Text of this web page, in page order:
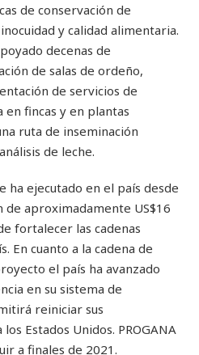
de conservación de
y calidad alimentaria.
decenas de
de salas de ordeño,
de servicios de
en fincas y en plantas
ruta de inseminación
de leche.
ha ejecutado en el país desde
de aproximadamente US$16
fortalecer las cadenas
En cuanto a la cadena de
el país ha avanzado
en su sistema de
reiniciar sus
Estados Unidos. PROGANA
a finales de 2021.